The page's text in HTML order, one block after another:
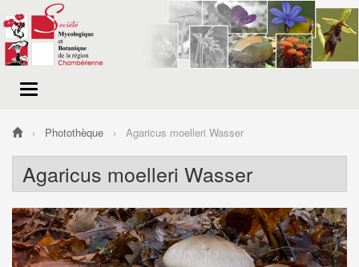
Menu
Photothèque Agaricus moelleri Wasser
Agaricus moelleri Wasser